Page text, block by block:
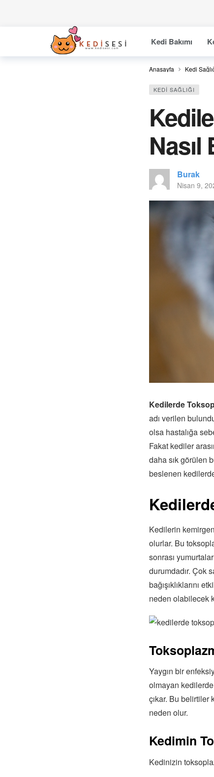
Kedi Bakımı
Anasayfa Kedi
KEDI SAĞLIĞI
Nasıl
Burak
Nisan 9,
Kedilerde
adı verilen
olsa hastalığa
Fakat kediler
daha sık görülen
beslenen
Kedilerin
olurlar. Bu
sonrası
durumdadır. Çok
bağışıklıklarını
neden olabilecek
Yaygın bir
olmayan
çıkar. Bu belirtiler
neden olur.
Kedimin
Kedinizin